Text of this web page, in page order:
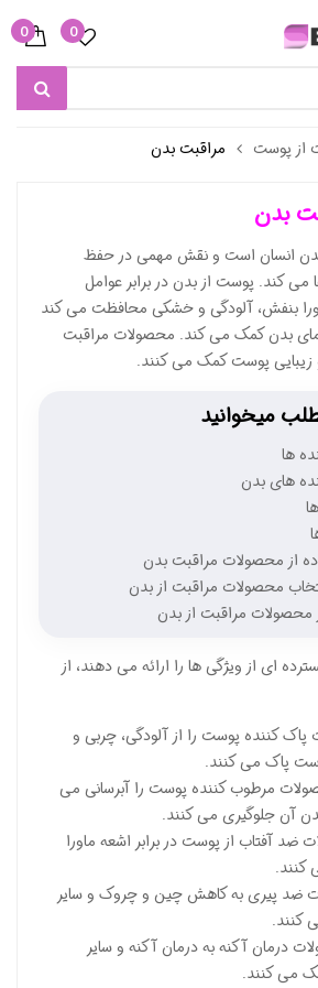
0
0
از پوست مراقبت بدن
بدن
انسان است و نقش مهمی در حفظ
می کند. پوست از بدن در برابر عوامل
بنفش، آلودگی و خشکی محافظت می کند
بدن کمک می کند. محصولات مراقبت
پوست کمک می کنند.
میخوانید
ها
های بدن
از محصولات مراقبت بدن
محصولات مراقبت از بدن
محصولات مراقبت از بدن
ای از ویژگی ها را ارائه می دهند، از
کننده پوست را از آلودگی، چربی و
پاک می کنند.
مرطوب کننده پوست را آبرسانی می
آن جلوگیری می کنند.
ضد آفتاب از پوست در برابر اشعه ماورا
ضد پیری به کاهش چین و چروک و سایر
کنند.
درمان آکنه به درمان آکنه و سایر
می کنند.